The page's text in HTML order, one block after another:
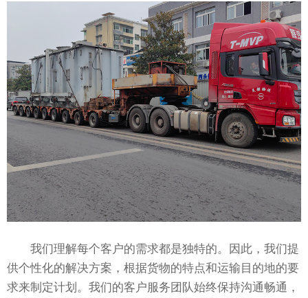
我们理解每个客户的需求都是独特的。因此，我们提
供个性化的解决方案，根据货物的特点和运输目的地的要
求来制定计划。我们的客户服务团队始终保持沟通畅通，